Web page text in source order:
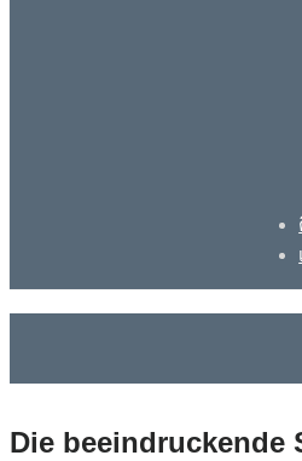
Die beeindruckende